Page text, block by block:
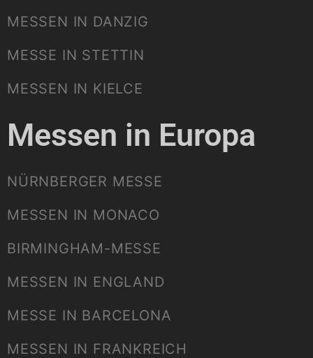
MESSEN IN DANZIG
MESSE IN STETTIN
MESSEN IN KIELCE
Messen in Europa
NÜRNBERGER MESSE
MESSEN IN MONACO
BIRMINGHAM-MESSE
MESSEN IN ENGLAND
MESSE IN BARCELONA
MESSEN IN FRANKREICH